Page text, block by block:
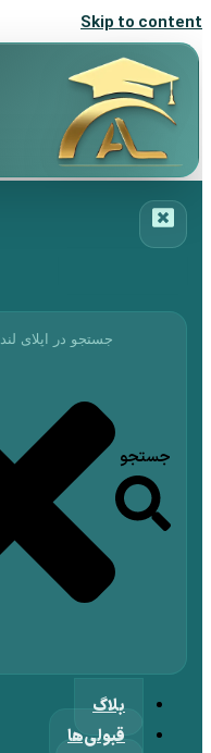
Skip to content
جستجو
بلاگ
قبولی‌ها